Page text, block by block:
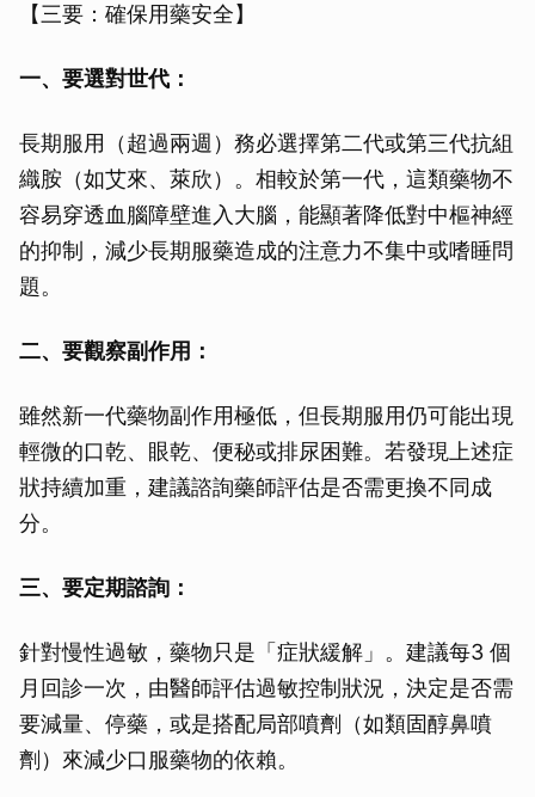
【三要：確保用藥安全】
一、要選對世代：
長期服用（超過兩週）務必選擇第二代或第三代抗組
織胺（如艾來、萊欣）。相較於第一代，這類藥物不
容易穿透血腦障壁進入大腦，能顯著降低對中樞神經
的抑制，減少長期服藥造成的注意力不集中或嗜睡問
題。
二、要觀察副作用：
雖然新一代藥物副作用極低，但長期服用仍可能出現
輕微的口乾、眼乾、便秘或排尿困難。若發現上述症
狀持續加重，建議諮詢藥師評估是否需更換不同成
分。
三、要定期諮詢：
針對慢性過敏，藥物只是「症狀緩解」。建議每3 個
月回診一次，由醫師評估過敏控制狀況，決定是否需
要減量、停藥，或是搭配局部噴劑（如類固醇鼻噴
劑）來減少口服藥物的依賴。